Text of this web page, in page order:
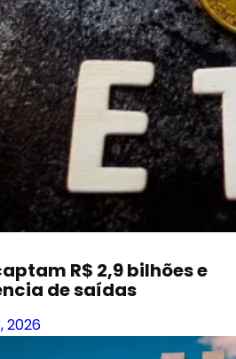
R$ 2,9 bilhões e
de saídas
2026